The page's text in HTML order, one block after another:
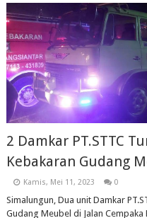
2 Damkar PT.STTC
Kebakaran Gudang
Kamis, Mei 11, 2023 0
Simalungun, Dua unit Damkar
Gudang Meubel di Jalan